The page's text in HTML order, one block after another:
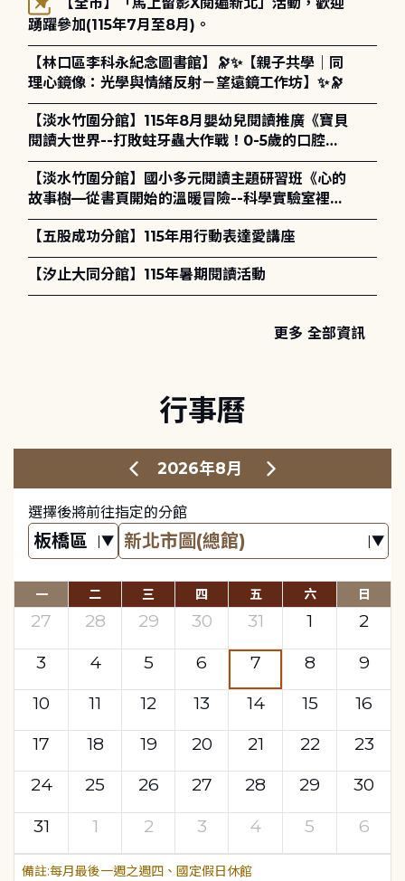
踴躍參加(115年7月至8月)。
【林口區李科永紀念圖書館】🔭✨【親子共學｜同
理心鏡像：光學與情緒反射－望遠鏡工作坊】✨🔭
【淡水竹圍分館】115年8月嬰幼兒閱讀推廣《寶貝
閱讀大世界--打敗蛀牙蟲大作戰！0-5歲的口腔照
護全攻略》
【淡水竹圍分館】國小多元閱讀主題研習班《心的
故事樹—從書頁開始的溫暖冒險--科學實驗室裡的
放電章魚》
【五股成功分館】115年用行動表達愛講座
【汐止大同分館】115年暑期閱讀活動
更多 全部資訊
行事曆
2026年8月
選擇後將前往指定的分館
一 二 三 四 五 六 日
27 28 29 30 31 1
2
3
4 5 6 7 8
9
10
11 12 13 14 15
16
17
18 19 20 21 22
23
24
25 26 27 28 29
30
31
1 2 3 4 5 6
每月最後一週之週四、國定假日休館